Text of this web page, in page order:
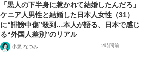
「黒人の下半身に惹かれて結婚したんだろ」
ケニア人男性と結婚した日本人女性（31）
に“誹謗中傷”殺到…本人が語る、日本で感じ
る“外国人差別”のリアル
小泉 なつみ 2時間前